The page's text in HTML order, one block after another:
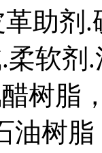
助剂
软剂
树脂
油树